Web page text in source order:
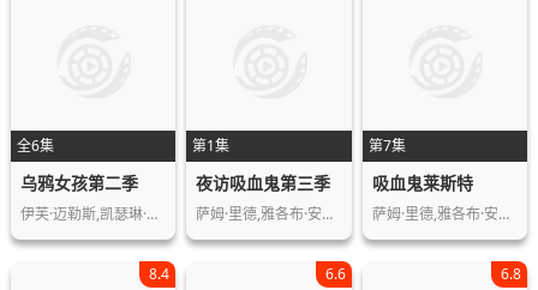
全6集
乌鸦女孩第二季
伊芙·迈勒斯,凯瑟琳·凯丽,艾略特·埃…
第1集
夜访吸血鬼第三季
萨姆·里德,雅各布·安德森,阿萨德·扎…
第7集
吸血鬼莱斯特
萨姆·里德,雅各布·安德森,阿萨德·扎…
8.4 6.6 6.8